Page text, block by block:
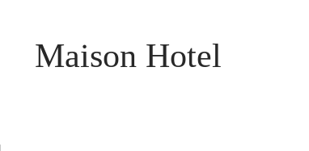
Maison Hotel